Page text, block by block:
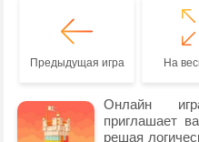
Предыдущая игра На
Онлайн
приглашает
решая